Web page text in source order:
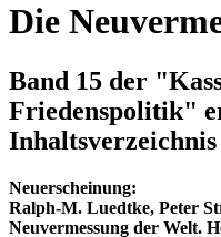
Die
Band 15 der
Friedenspolitik"
Inhaltsverzeichnis
Neuerscheinung:
Ralph-M. Luedtke, Peter
Neuvermessung der Welt.